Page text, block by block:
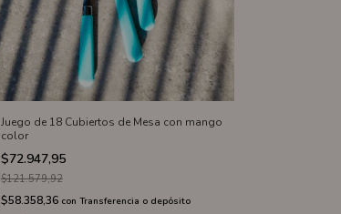
Juego de 18 Cubiertos de Mesa con mango
color
$72.947,95
$121.579,92
$58.358,36 con Transferencia o depósito